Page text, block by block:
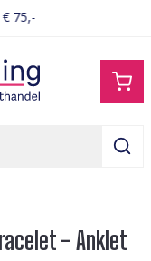
75,-
- Anklet